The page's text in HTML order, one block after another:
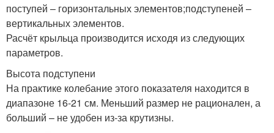
поступей – горизонтальных элементов;подступеней –
вертикальных элементов.
Расчёт крыльца производится исходя из следующих
параметров.
Высота подступени
На практике колебание этого показателя находится в
диапазоне 16-21 см. Меньший размер не рационален, а
больший – не удобен из-за крутизны.